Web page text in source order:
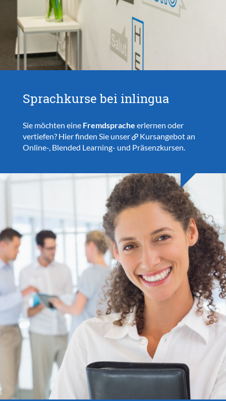
Sprachkurse bei inlingua
Sie möchten eine Fremdsprache erlernen oder
vertiefen? Hier finden Sie unser
Kursangebotan
Online-, Blended Learning- und Präsenzkursen.